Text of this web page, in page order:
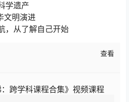
学遗产
文明演进
，从了解自己开始
查看
跨学科课程合集》视频课程